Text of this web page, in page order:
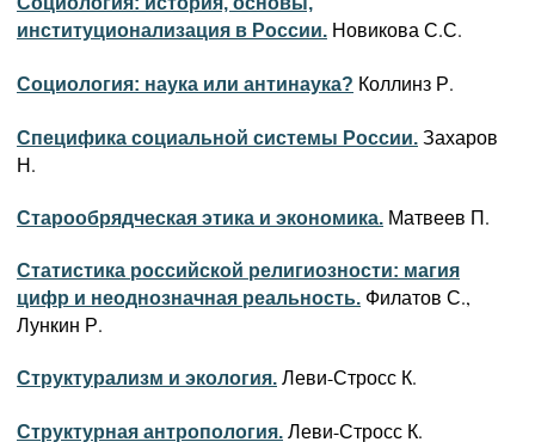
институционализация в России. Новикова С.С.
Социология: наука или антинаука? Коллинз Р.
Специфика социальной системы России. Захаров
Н.
Старообрядческая этика и экономика. Матвеев П.
Статистика российской религиозности: магия
цифр и неоднозначная реальность. Филатов С.,
Лункин Р.
Структурализм и экология. Леви-Стросс К.
Структурная антропология. Леви-Стросс К.